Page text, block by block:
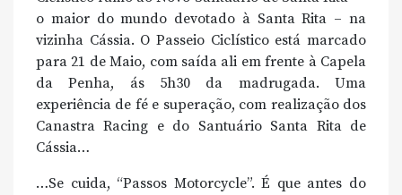
o maior do mundo devotado à Santa Rita – na
vizinha Cássia. O Passeio Ciclístico está marcado
para 21 de Maio, com saída ali em frente à Capela
da Penha, ás 5h30 da madrugada. Uma
experiência de fé e superação, com realização dos
Canastra Racing e do Santuário Santa Rita de
Cássia…
…Se cuida, “Passos Motorcycle”. É que antes do